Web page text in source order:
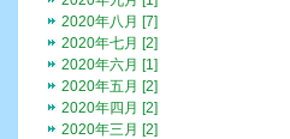
2020年八月 [7]
2020年七月 [2]
2020年六月 [1]
2020年五月 [2]
2020年四月 [2]
2020年三月 [2]